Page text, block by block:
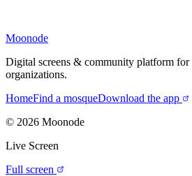
Moonode
Digital screens & community platform for
organizations.
HomeFind a mosqueDownload the app
© 2026 Moonode
Live Screen
Full screen